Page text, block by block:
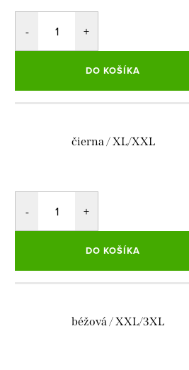
DO KOŠÍKA
čierna / XL/XXL
DO KOŠÍKA
béžová / XXL/3XL